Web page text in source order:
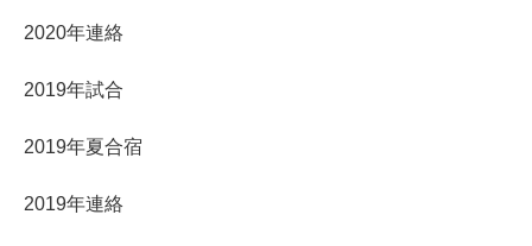
2020年連絡
2019年試合
2019年夏合宿
2019年連絡